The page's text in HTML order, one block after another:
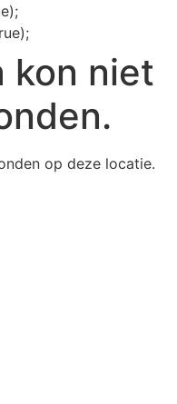
kon niet
op deze locatie.